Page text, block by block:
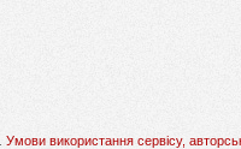
Умови використання сервісу,